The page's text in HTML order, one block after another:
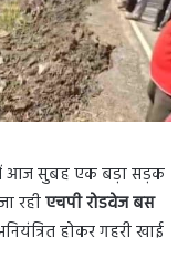
आज सुबह एक बड़ा सड़क
रहीएचपी रोडवेज बस
होकर गहरी खाई